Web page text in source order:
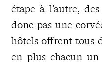
étape à l’autre,
donc pas une
hôtels offrent tous
en plus chacun un